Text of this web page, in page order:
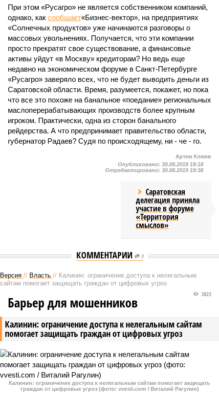
При этом «Русагро» не является собственником компаний,
однако, как сообщает«Бизнес-вектор», на предприятиях
«Солнечных продуктов» уже начинаются разговоры о
массовых увольнениях. Получается, что эти компании
просто прекратят свое существование, а финансовые
активы уйдут «в Москву» кредиторам? Но ведь еще
недавно на экономическом форуме в Санкт-Петербурге
«Русагро» заверяло всех, что не будет выводить деньги из
Саратовской области. Время, разумеется, покажет, но пока
что все это похоже на банальное «поедание» региональных
маслоперерабатывающих производств более крупным
игроком. Практически, одна из сторон банального
рейдерства. А что предпринимает правительство области,
губернатор Радаев? Судя по происходящему, ни - че - го.
Артем Клюев
Опубликовано: 30.08.2019 19:18
Отредактировано: 30.08.2019 19:38
Саратовская
делегация приняла
участие в форуме
«Территория
смыслов»
КОММЕНТАРИИ 0
Версия // Власть // Калинин: ограничение доступа к нелегальным
сайтам помогает защищать граждан от цифровых угроз
Калинин: ограничение доступа к нелегальным сайтам
помогает защищать граждан от цифровых угроз
3823
Барьер для мошенников
Калинин: ограничение доступа к нелегальным сайтам помогает защищать
граждан от цифровых угроз (фото: vvesti.com / Виталий Рагулин)